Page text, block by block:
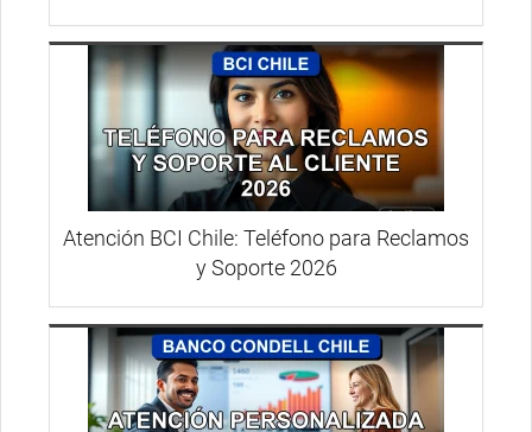
Atención BCI Chile: Teléfono para Reclamos
y Soporte 2026